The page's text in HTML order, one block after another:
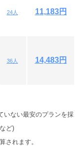
24人 11,183円
36人 14,483円
いない最安のプランを採
ど)
されます。